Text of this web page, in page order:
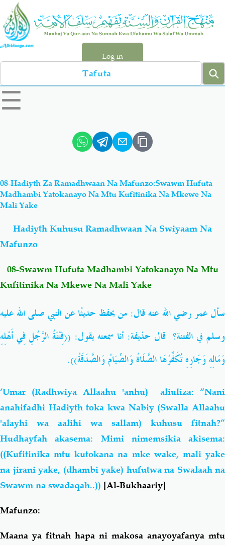
Skip
main
content
Log in
Search
left
sidebar
☰
Hadiyth
Aqiydah Manhaj
Salaf Wa Ummah
Fiqh-Ibaadah Duaa-Adhkaar
Fataawa Za Ulamaa Kauli Za Salaf
Akhlaaq-Aadaab Raqaaiq
Maswali-Majibu
Chemsha Bongo Vitabu
Mapishi
08-Hadiyth Za Ramadhwaan Na Mafunzo:Swawm Hufuta
Madhambi Yatokanayo Na Mtu Kufitinika Na Mkewe Na
Mali Yake
Hadiyth Kuhusu Ramadhwaan Na Swiyaam Na
Mafunzo
08-Swawm Hufuta Madhambi Yatokanayo Na Mtu
Kufitinika Na Mkewe Na Mali Yake
سأل عمر رضي الله عنه قال: من يحفظ حديثًا عن النبي صلى الله عليه
وسلم في الفتنة؟ قال حذيفة: أنا سمعته يقول: ((فِتْنَةُ الرَّجُلِ فِي أَهْلِهِ
وَمَالِهِ وَجَارِهِ تُكَفِّرُهَا الصَّلَاةُ وَالصِّيَامُ وَالصَّدَقَةُ)).
‘Umar (Radhwiya Allaahu 'anhu) aliuliza: “Nani
anahifadhi Hadiyth toka kwa Nabiy (Swalla Allaahu
'alayhi wa aalihi wa sallam) kuhusu fitnah?”
Hudhayfah akasema: Mimi nimemsikia akisema:
((Kufitinika mtu kutokana na mke wake, mali yake
na jirani yake, (dhambi yake) hufutwa na Swalaah na
Swawm na swadaqah..)) [Al-Bukhaariy]
Mafunzo:
Maana ya fitnah hapa ni makosa anayoyafanya mtu